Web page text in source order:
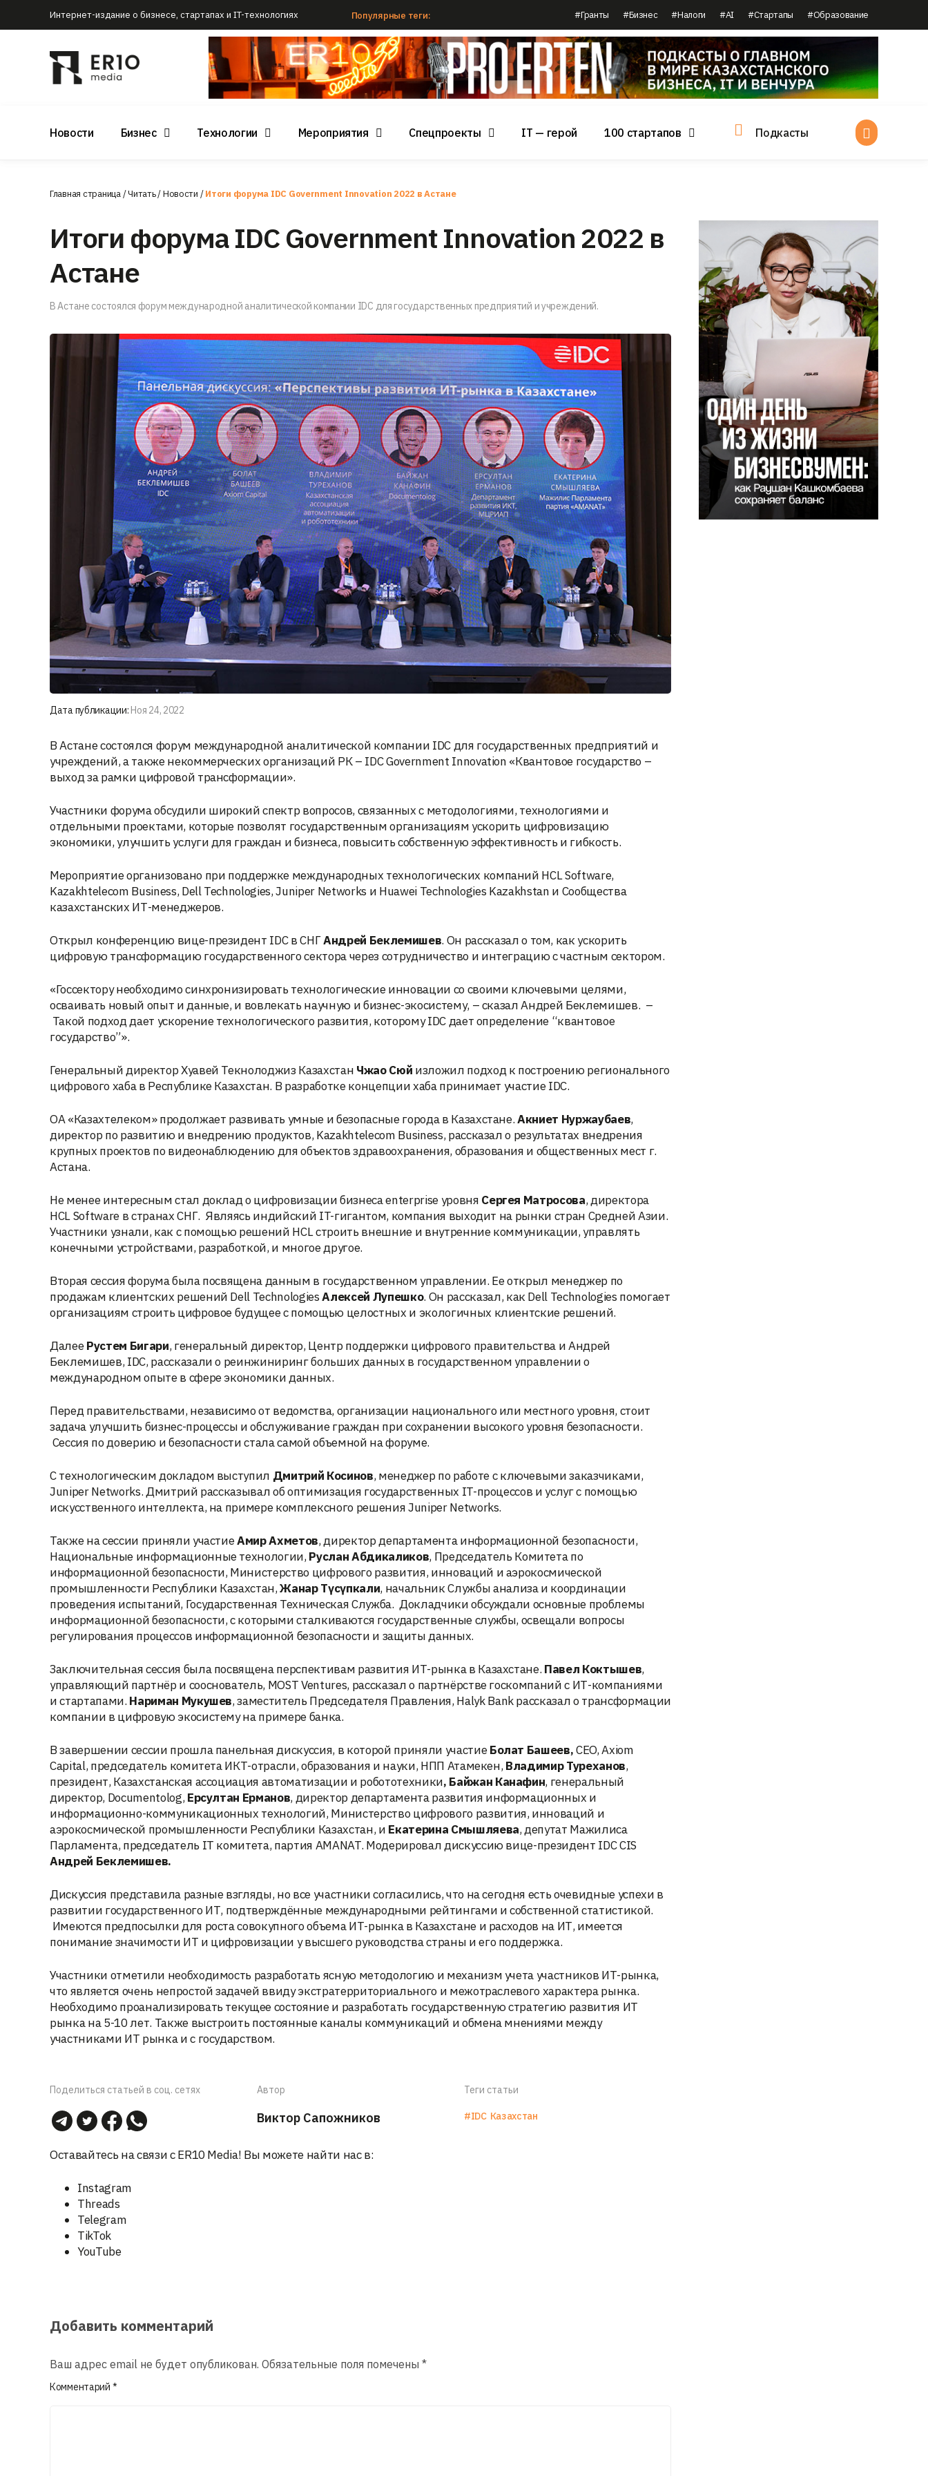
Интернет-издание о бизнесе, стартапах и IT-технологиях Популярные теги: #Гранты #Бизнес #Налоги #AI #Стартапы #Образование
Новости Бизнес Технологии Мероприятия Спецпроекты IT — герой 100 стартапов Подкасты
Главная страница/Читать/Новости /Итоги форума IDC Government Innovation 2022 в Астане
Итоги форума IDC Government Innovation 2022 в
Астане
В Астане состоялся форум международной аналитической компании IDC для государственных предприятий и учреждений.
Дата публикации: Ноя 24, 2022
В Астане состоялся форум международной аналитической компании IDC для государственных предприятий и
учреждений, а также некоммерческих организаций РК – IDC Government Innovation «Квантовое государство –
выход за рамки цифровой трансформации».
Участники форума обсудили широкий спектр вопросов, связанных с методологиями, технологиями и
отдельными проектами, которые позволят государственным организациям ускорить цифровизацию
экономики, улучшить услуги для граждан и бизнеса, повысить собственную эффективность и гибкость.
Мероприятие организовано при поддержке международных технологических компаний HCL Software,
Kazakhtelecom Business, Dell Technologies, Juniper Networks и Huawei Technologies Kazakhstan и Сообщества
казахстанских ИТ-менеджеров.
Открыл конференцию вице-президент IDC в СНГАндрей Беклемишев. Он рассказал о том, как ускорить
цифровую трансформацию государственного сектора через сотрудничество и интеграцию с частным сектором.
«Госсектору необходимо синхронизировать технологические инновации со своими ключевыми целями,
осваивать новый опыт и данные, и вовлекать научную и бизнес-экосистему, – сказал Андрей Беклемишев. –
Такой подход дает ускорение технологического развития, которому IDC дает определение “квантовое
государство”».
Генеральный директор Хуавей Текнолоджиз Казахстан Чжао Сюй изложил подход к построению регионального
цифрового хаба в Республике Казахстан. В разработке концепции хаба принимает участие IDC.
ОА «Казахтелеком» продолжает развивать умные и безопасные города в Казахстане.Акниет Нуржаубаев,
директор по развитию и внедрению продуктов, Kazakhtelecom Business, рассказал о результатах внедрения
крупных проектов по видеонаблюдению для объектов здравоохранения, образования и общественных мест г.
Астана.
Не менее интересным стал доклад о цифровизации бизнеса enterprise уровня Сергея Матросова, директора
HCL Software в странах СНГ. Являясь индийский IT-гигантом, компания выходит на рынки стран Средней Азии.
Участники узнали, как с помощью решений HCL строить внешние и внутренние коммуникации, управлять
конечными устройствами, разработкой, и многое другое.
Вторая сессия форума была посвящена данным в государственном управлении. Ее открыл менеджер по
продажам клиентских решений Dell TechnologiesАлексей Лупешко. Он рассказал, как Dell Technologies помогает
организациям строить цифровое будущее с помощью целостных и экологичных клиентские решений.
ДалееРустем Бигари, генеральный директор, Центр поддержки цифрового правительства и Андрей
Беклемишев, IDC, рассказали о реинжиниринг больших данных в государственном управлении о
международном опыте в сфере экономики данных.
Перед правительствами, независимо от ведомства, организации национального или местного уровня, стоит
задача улучшить бизнес-процессы и обслуживание граждан при сохранении высокого уровня безопасности.
Сессия по доверию и безопасности стала самой объемной на форуме.
С технологическим докладом выступил Дмитрий Косинов, менеджер по работе с ключевыми заказчиками,
Juniper Networks. Дмитрий рассказывал об оптимизация государственных IT-процессов и услуг с помощью
искусственного интеллекта, на примере комплексного решения Juniper Networks.
Также на сессии приняли участиеАмир Ахметов, директор департамента информационной безопасности,
Национальные информационные технологии, Руслан Абдикаликов, Председатель Комитета по
информационной безопасности, Министерство цифрового развития, инноваций и аэрокосмической
промышленности Республики Казахстан,Жанар Түсүпкали, начальник Службы анализа и координации
проведения испытаний, Государственная Техническая Служба. Докладчики обсуждали основные проблемы
информационной безопасности, с которыми сталкиваются государственные службы, освещали вопросы
регулирования процессов информационной безопасности и защиты данных.
Заключительная сессия была посвящена перспективам развития ИТ-рынка в Казахстане. Павел Коктышев,
управляющий партнёр и сооснователь, MOST Ventures, рассказал о партнёрстве госкомпаний с ИТ-компаниями
и стартапами. Нариман Мукушев, заместитель Председателя Правления, Halyk Bank рассказал о трансформации
компании в цифровую экосистему на примере банка.
В завершении сессии прошла панельная дискуссия, в которой приняли участиеБолат Башеев,CEO, Axiom
Capital, председатель комитета ИКТ-отрасли, образования и науки, НПП Атамекен, Владимир Туреханов,
президент, Казахстанская ассоциация автоматизации и робототехники, Байжан Канафин, генеральный
директор, Documentolog, Ерсултан Ерманов, директор департамента развития информационных и
информационно-коммуникационных технологий, Министерство цифрового развития, инноваций и
аэрокосмической промышленности Республики Казахстан, и Екатерина Смышляева, депутат Мажилиса
Парламента, председатель IT комитета, партия AMANAT. Модерировал дискуссию вице-президент IDC CIS
Андрей Беклемишев.
Дискуссия представила разные взгляды, но все участники согласились, что на сегодня есть очевидные успехи в
развитии государственного ИТ, подтверждённые международными рейтингами и собственной статистикой.
Имеются предпосылки для роста совокупного объема ИТ-рынка в Казахстане и расходов на ИТ, имеется
понимание значимости ИТ и цифровизации у высшего руководства страны и его поддержка.
Участники отметили необходимость разработать ясную методологию и механизм учета участников ИТ-рынка,
что является очень непростой задачей ввиду экстратерриториального и межотраслевого характера рынка.
Необходимо проанализировать текущее состояние и разработать государственную стратегию развития ИТ
рынка на 5-10 лет. Также выстроить постоянные каналы коммуникаций и обмена мнениями между
участниками ИТ рынка и с государством.
Поделиться статьей в соц. сетях Автор
Виктор Сапожников
Теги статьи
#IDC Казахстан
Оставайтесь на связи с ER10 Media! Вы можете найти нас в:
Instagram
Threads
Telegram
TikTok
YouTube
Добавить комментарий
Ваш адрес email не будет опубликован. Обязательные поля помечены *
Комментарий *